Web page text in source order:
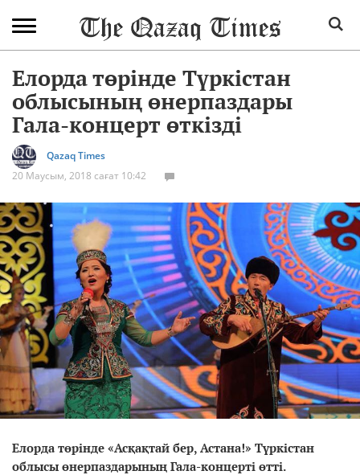
Елорда төрінде Түркістан
облысының өнерпаздары
Гала-концерт өткізді
Qazaq Times
20 Маусым, 2018 сағат 10:42
Елорда төрінде «Асқақтай бер, Астана!» Түркістан
облысы өнерпаздарының Гала-концерті өтті.